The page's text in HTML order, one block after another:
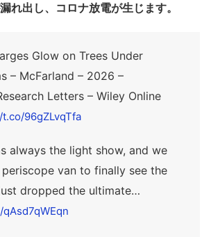
れ出し、コロナ放電が生じます。
Glow on Trees Under
– McFarland – 2026 –
Letters – Wiley Online
96gZLvqTfa
always the light show, and we
van to finally see the
dropped the ultimate…